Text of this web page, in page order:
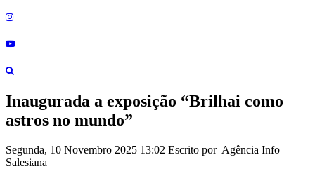
Inaugurada a exposição “Brilhai como
astros no mundo”
Segunda, 10 Novembro 2025 13:02 Escrito por Agência Info
Salesiana